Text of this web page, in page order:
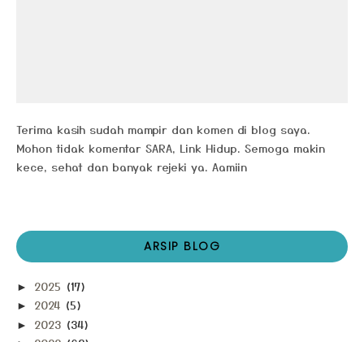
Terima kasih sudah mampir dan komen di blog saya.
Mohon tidak komentar SARA, Link Hidup. Semoga makin
kece, sehat dan banyak rejeki ya. Aamiin
ARSIP BLOG
► 2025 (17)
► 2024 (5)
► 2023 (34)